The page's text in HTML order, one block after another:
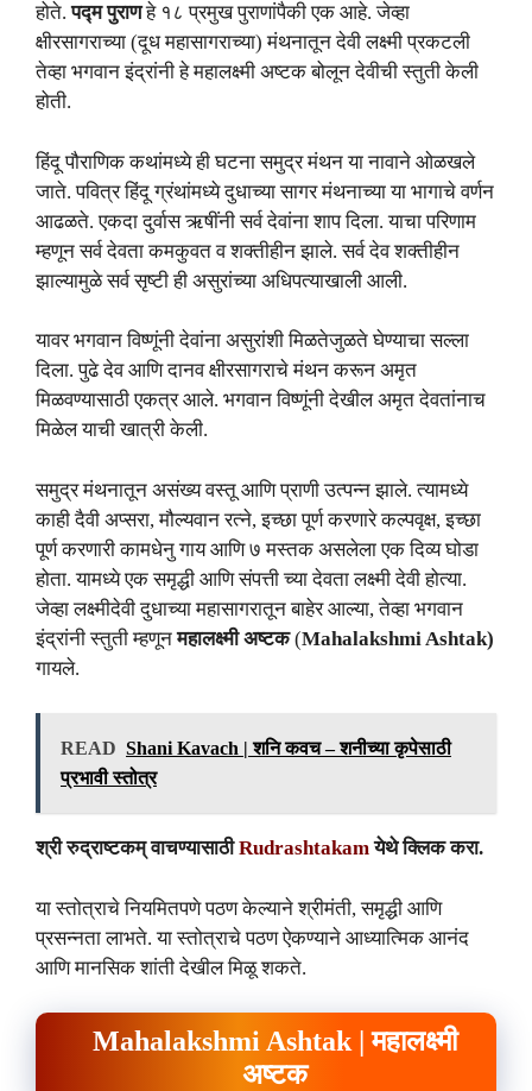
होते.पद्म पुराणहे १८ प्रमुख पुराणांपैकी एक आहे. जेव्हा
क्षीरसागराच्या (दूध महासागराच्या) मंथनातून देवी लक्ष्मी प्रकटली
तेव्हा भगवान इंद्रांनी हे महालक्ष्मी अष्टक बोलून देवीची स्तुती केली
होती.
हिंदू पौराणिक कथांमध्ये ही घटना समुद्र मंथन या नावाने ओळखले
जाते. पवित्र हिंदू ग्रंथांमध्ये दुधाच्या सागर मंथनाच्या या भागाचे वर्णन
आढळते. एकदा दुर्वास ऋषींनी सर्व देवांना शाप दिला. याचा परिणाम
म्हणून सर्व देवता कमकुवत व शक्तीहीन झाले. सर्व देव शक्तीहीन
झाल्यामुळे सर्व सृष्टी ही असुरांच्या अधिपत्याखाली आली.
यावर भगवान विष्णूंनी देवांना असुरांशी मिळतेजुळते घेण्याचा सल्ला
दिला. पुढे देव आणि दानव क्षीरसागराचे मंथन करून अमृत
मिळवण्यासाठी एकत्र आले. भगवान विष्णूंनी देखील अमृत देवतांनाच
मिळेल याची खात्री केली.
समुद्र मंथनातून असंख्य वस्तू आणि प्राणी उत्पन्न झाले. त्यामध्ये
काही दैवी अप्सरा, मौल्यवान रत्ने, इच्छा पूर्ण करणारे कल्पवृक्ष, इच्छा
पूर्ण करणारी कामधेनु गाय आणि ७ मस्तक असलेला एक दिव्य घोडा
होता. यामध्ये एक समृद्धी आणि संपत्ती च्या देवता लक्ष्मी देवी होत्या.
जेव्हा लक्ष्मीदेवी दुधाच्या महासागरातून बाहेर आल्या, तेव्हा भगवान
इंद्रांनी स्तुती म्हणूनमहालक्ष्मी अष्टक(Mahalakshmi Ashtak)
गायले.
READ Shani Kavach | शनि कवच – शनीच्या कृपेसाठी
प्रभावी स्तोत्र
श्री रुद्राष्टकम्वाचण्यासाठीRudrashtakamयेथे क्लिक करा.
या स्तोत्राचे नियमितपणे पठण केल्याने श्रीमंती, समृद्धी आणि
प्रसन्नता लाभते. या स्तोत्राचे पठण ऐकण्याने आध्यात्मिक आनंद
आणि मानसिक शांती देखील मिळू शकते.
Mahalakshmi Ashtak | महालक्ष्मी
अष्टक